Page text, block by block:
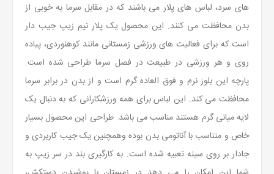
های سرد، لباس های پلار می باشند که در مقابل سرما به خوبی از
بدن محافظت می کنند. این محصول یک پلار نیم زیپ جیب دار
است که برای فعالیت های ورزشی زمستانی مانند کوهنوردی، پیاده
روی و هر ورزشی در طبیعت در فصل سرما طراحی شده است.
پارچه این بلوز نرم و فوق العاده گرم است و از بدن در برابر سرما
محافظت می کند. این لباس برای همه ورزشکارانی که به دنبال یک
لایه میانی گرم هستند مناسب می باشد. طراحی این محصول بسیار
خاص و متناسب با آناتومی بدن بوده وهمچنین یک جیب کاربردی و
جادار بر روی سینه تعبیه شده است. به کارگیری بند در سر زیپ به